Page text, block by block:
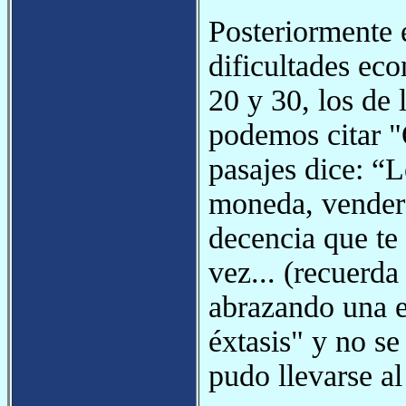
Posteriormente
dificultades
20 y 30, los de
podemos citar
pasajes dice:
moneda,
decencia que
vez...
abrazando una
éxtasis" y no
pudo llevarse